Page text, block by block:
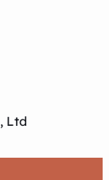
Ltd